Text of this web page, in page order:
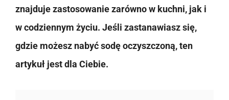
znajduje zastosowanie zarówno w kuchni, jak i
w codziennym życiu. Jeśli zastanawiasz się,
gdzie możesz nabyć sodę oczyszczoną, ten
artykuł jest dla Ciebie.